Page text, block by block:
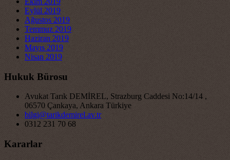
Eylül 2019
Ağustos 2019
Temmuz 2019
Haziran 2019
Mayıs 2019
Nisan 2019
Hukuk Bürosu
Avukat Tarık DEMİREL, Strazburg Caddesi No:14/14 ,
06570 Çankaya, Ankara Türkiye
bilgi@tarikdemirel.av.tr
0312 231 70 68
Kararlar